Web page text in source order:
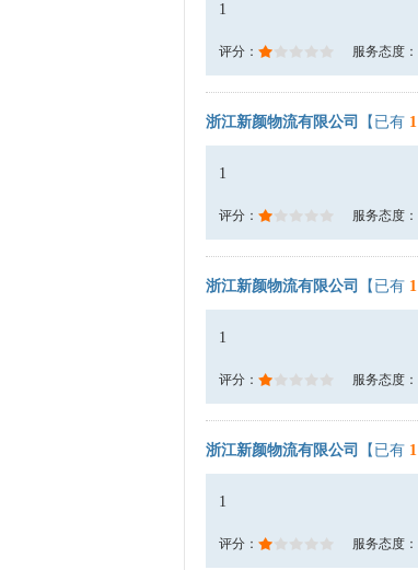
1
评分： 服务态度：
浙江新颜物流有限公司 【已有 1
1
评分： 服务态度：
浙江新颜物流有限公司 【已有 1
1
评分： 服务态度：
浙江新颜物流有限公司 【已有 1
1
评分： 服务态度：